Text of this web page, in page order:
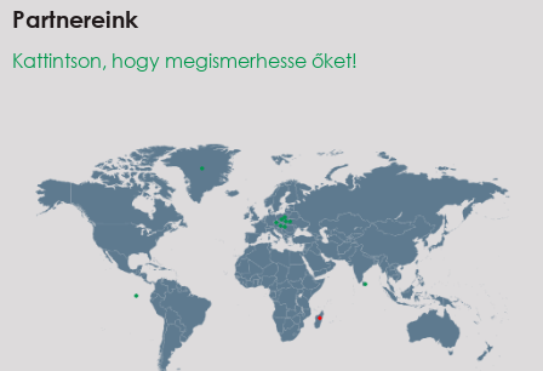
Partnereink
Kattintson, hogy megismerhesse őket!